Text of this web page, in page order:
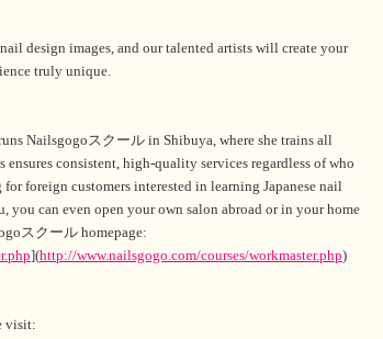
design images, and our talented artists will create your
truly unique.
Nailsgogoスクール in Shibuya, where she trains all
consistent, high-quality services regardless of who
foreign customers interested in learning Japanese nail
can even open your own salon abroad or in your home
スクール homepage:
](http://www.nailsgogo.com/courses/workmaster.php)
visit: